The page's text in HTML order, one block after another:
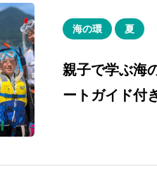
海の環 夏
親子で学ぶ海
ートガイド付